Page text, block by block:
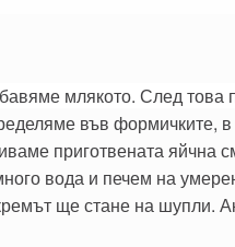
млякото. След това
във формичките,
приготвената яйчна
вода и печем на
ще стане на шупли.